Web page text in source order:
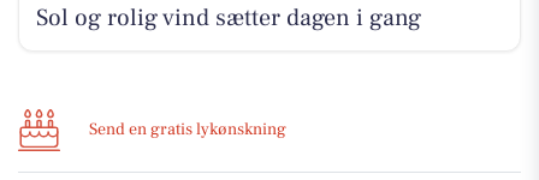
Sol og rolig vind sætter dagen i gang
Send en gratis lykønskning